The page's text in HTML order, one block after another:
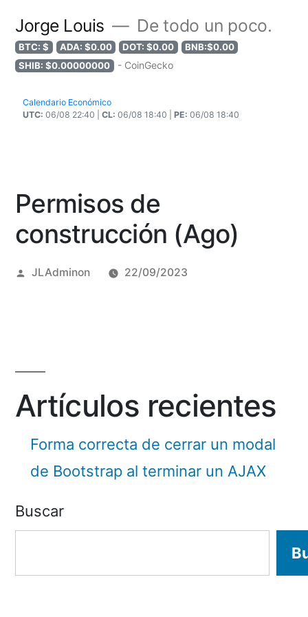
Jorge Louis De todo un poco.
BTC: $ ADA: $0.00 DOT: $0.00
BNB:$0.00
SHIB: $0.00000000
- CoinGecko
Calendario Económico
UTC: 06/08 22:40 | CL: 06/08 18:40 | PE: 06/08 18:40
Permisos de
construcción (Ago)
Posted
JLAdminon 22/09/2023
Artículos recientes
Forma correcta de cerrar un modal
de Bootstrap al terminar un AJAX
Buscar